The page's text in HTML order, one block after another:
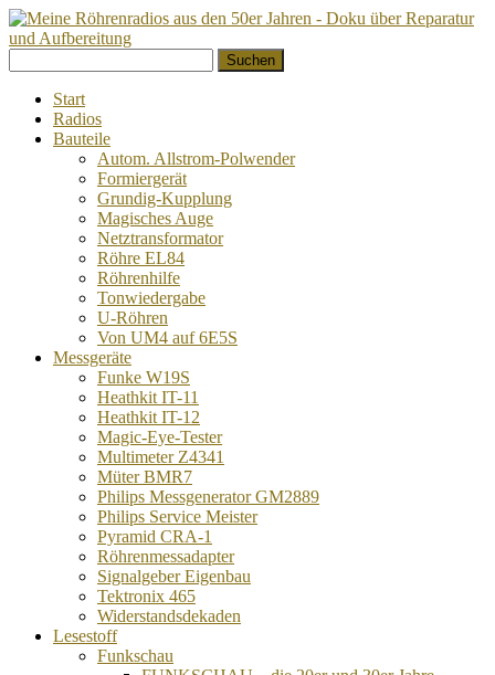
zum
Inhalt
nach:
Start
Radios
Bauteile
Autom. Allstrom-Polwender
Formiergerät
Grundig-Kupplung
Magisches Auge
Netztransformator
Röhre EL84
Röhrenhilfe
Tonwiedergabe
U-Röhren
Von UM4 auf 6E5S
Messgeräte
Funke W19S
Heathkit IT-11
Heathkit IT-12
Magic-Eye-Tester
Multimeter Z4341
Müter BMR7
Philips Messgenerator GM2889
Philips Service Meister
Pyramid CRA-1
Röhrenmessadapter
Signalgeber Eigenbau
Tektronix 465
Widerstandsdekaden
Lesestoff
Funkschau